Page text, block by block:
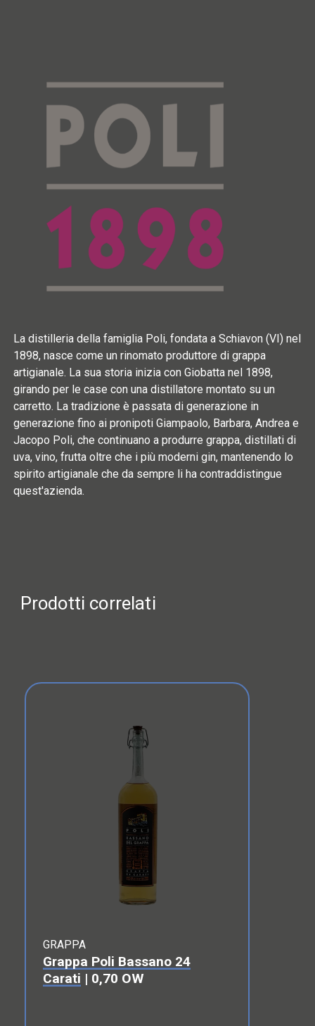
La distilleria della famiglia Poli, fondata a Schiavon (VI) nel
1898, nasce come un rinomato produttore di grappa
artigianale. La sua storia inizia con Giobatta nel 1898,
girando per le case con una distillatore montato su un
carretto. La tradizione è passata di generazione in
generazione fino ai pronipoti Giampaolo, Barbara, Andrea e
Jacopo Poli, che continuano a produrre grappa, distillati di
uva, vino, frutta oltre che i più moderni gin, mantenendo lo
spirito artigianale che da sempre li ha contraddistingue
quest'azienda.
Prodotti correlati
GRAPPA
Grappa Poli Bassano 24
Carati | 0,70 OW